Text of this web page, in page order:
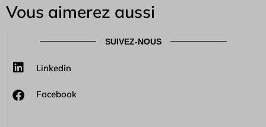
Vous aimerez aussi
SUIVEZ-NOUS
Linkedin
Facebook